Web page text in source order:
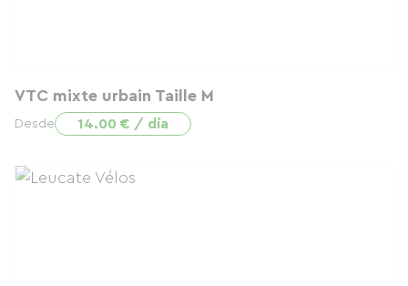
VTC mixte urbain Taille M
Desde 14.00 € / día